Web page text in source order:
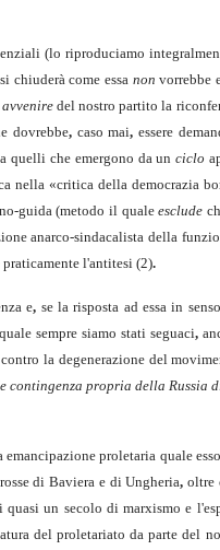
(lo riproduciamo
chiuderà come essa nonvorrebbe
del nostro partito la
dovrebbe, caso mai, essere
quelli che emergono da unciclo
nella «critica della democrazia
guida (metodo il qualeesclude
anarco-sindacalista della
l'antitesi (2).
e, se la risposta ad essa in
sempre siamo stati seguaci,
la dege­nerazione del
contingenza propria della Russia
proletaria quale
di Baviera e di Ungheria, oltre
un secolo di marxismo e
del proletariato da parte del